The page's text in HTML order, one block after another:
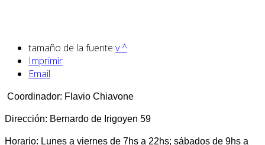
tamaño de la fuente v^
Imprimir
Email
Coordinador: Flavio Chiavone
Dirección: Bernardo de Irigoyen 59
Horario: Lunes a viernes de 7hs a 22hs; sábados de 9hs a